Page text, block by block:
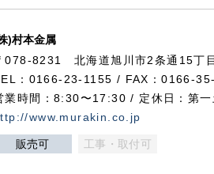
)村本金属
078-8231 北海道旭川市2条通15丁
：0166-23-1155 / FAX：0166-
業時間：8:30〜17:30 / 定休日：第一
www.murakin.co.jp
販売可 工事・取付可